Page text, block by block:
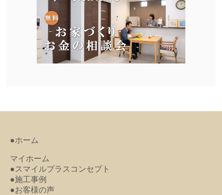
●ホーム
マイホーム
●スマイルプラスコンセプト
●施工事例
●お客様の声